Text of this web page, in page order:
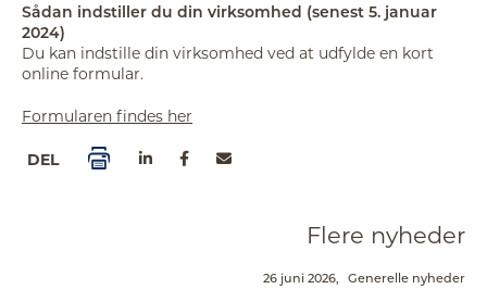
Sådan indstiller du din virksomhed (senest 5. januar
2024)
Du kan indstille din virksomhed ved at udfylde en kort
online formular.
Formularen findes her
DEL
Flere nyheder
26 juni 2026, Generelle nyheder